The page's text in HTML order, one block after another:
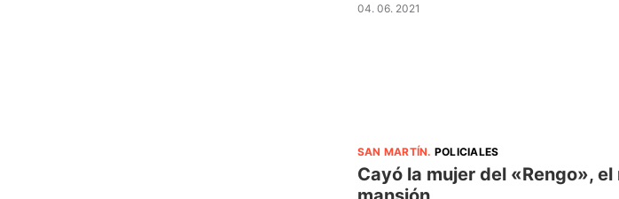
04. 06. 2021
SAN MARTÍN. POLICIALES
Cayó la mujer del «Rengo»,